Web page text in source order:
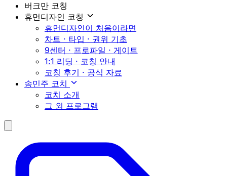
버크만 코칭
휴먼디자인 코칭
휴먼디자인이 처음이라면
차트 · 타입 · 권위 기초
9센터 · 프로파일 · 게이트
1:1 리딩 · 코칭 안내
코칭 후기 · 공식 자료
송민주 코치
코치 소개
그 외 프로그램